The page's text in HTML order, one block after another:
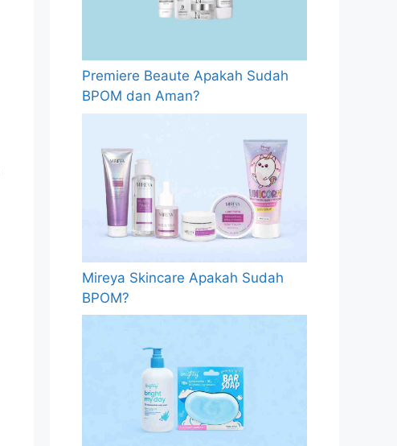
Premiere Beaute Apakah Sudah
BPOM dan Aman?
Mireya Skincare Apakah Sudah
BPOM?